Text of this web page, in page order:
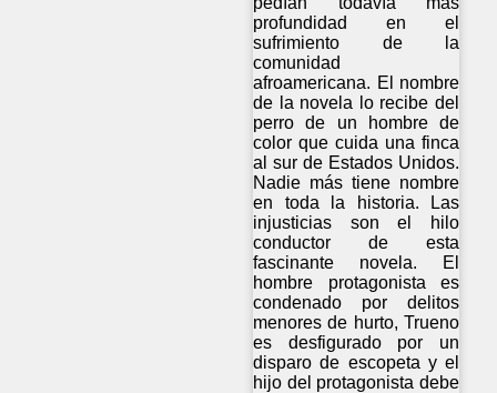
profundidad en el
sufrimiento de la
comunidad
afroamericana. El nombre
de la novela lo recibe del
perro de un hombre de
color que cuida una finca
al sur de Estados Unidos.
Nadie más tiene nombre
en toda la historia. Las
injusticias son el hilo
conductor de esta
fascinante novela. El
hombre protagonista es
condenado por delitos
menores de hurto, Trueno
es desfigurado por un
disparo de escopeta y el
hijo del protagonista debe